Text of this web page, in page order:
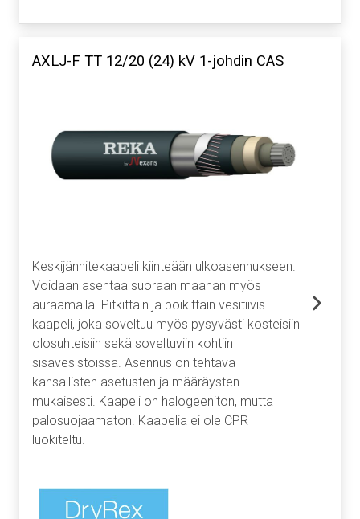
AXLJ-F TT 12/20 (24) kV 1-johdin CAS
Keskijännitekaapeli kiinteään ulkoasennukseen.
Voidaan asentaa suoraan maahan myös
auraamalla. Pitkittäin ja poikittain vesitiivis
kaapeli, joka soveltuu myös pysyvästi kosteisiin
olosuhteisiin sekä soveltuviin kohtiin
sisävesistöissä. Asennus on tehtävä
kansallisten asetusten ja määräysten
mukaisesti. Kaapeli on halogeeniton, mutta
palosuojaamaton. Kaapelia ei ole CPR
luokiteltu.